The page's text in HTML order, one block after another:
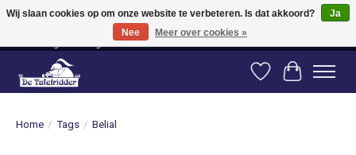
Vanaf 80 euro gratis verzending binnen Nederland! Vanaf 100 euro gratis
verzending naar België en Duitsland!
Verlanglijst
Home / Tags / Belial
Wij slaan cookies op om onze website te verbeteren. Is dat akkoord?
Ja
Nee
Meer over cookies »